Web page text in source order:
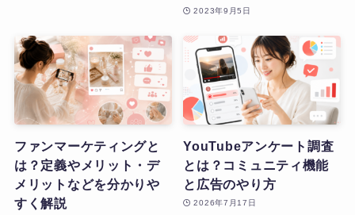
2023年9月5日
ファンマーケティングと
は？定義やメリット・デ
メリットなどを分かりや
すく解説
YouTubeアンケート調査
とは？コミュニティ機能
と広告のやり方
2026年7月17日